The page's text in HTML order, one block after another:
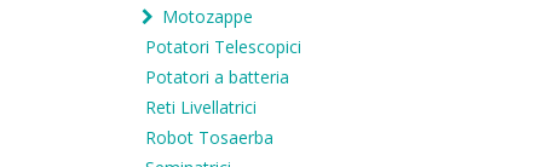
Motozappe
Potatori Telescopici
Potatori a batteria
Reti Livellatrici
Robot Tosaerba